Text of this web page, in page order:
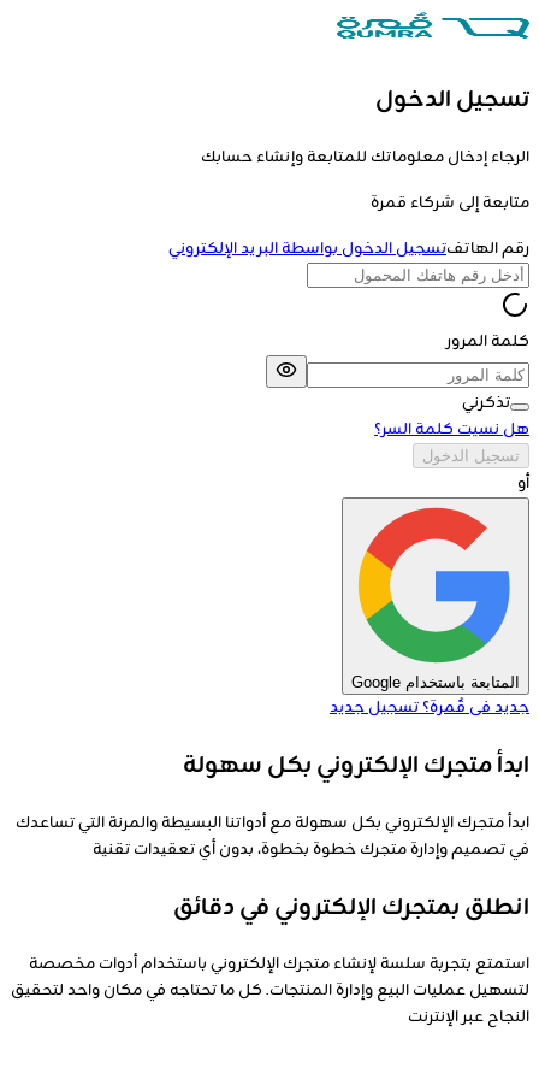
تسجيل الدخول
الرجاء إدخال معلوماتك للمتابعة وإنشاء حسابك
متابعة إلى شركاء قمرة
رقم الهاتفتسجيل الدخول بواسطة البريد الإلكتروني
كلمة المرور
تذكرني
هل نسيت كلمة السر؟
تسجيل الدخول
أو
المتابعة باستخدام Google
جديد فى قٌمرة؟تسجيل جديد
ابدأ متجرك الإلكتروني بكل سهولة
ابدأ متجرك الإلكتروني بكل سهولة مع أدواتنا البسيطة والمرنة التي تساعدك
في تصميم وإدارة متجرك خطوة بخطوة، بدون أي تعقيدات تقنية
انطلق بمتجرك الإلكتروني في دقائق
استمتع بتجربة سلسة لإنشاء متجرك الإلكتروني باستخدام أدوات مخصصة
لتسهيل عمليات البيع وإدارة المنتجات. كل ما تحتاجه في مكان واحد لتحقيق
النجاح عبر الإنترنت